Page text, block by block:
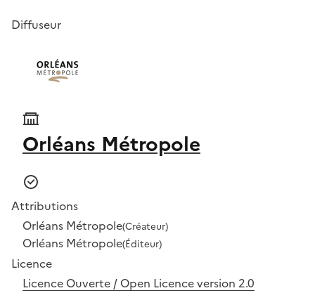
Diffuseur
Orléans Métropole
Attributions
Orléans Métropole(Créateur)
Orléans Métropole(Éditeur)
Licence
Licence Ouverte / Open Licence version 2.0